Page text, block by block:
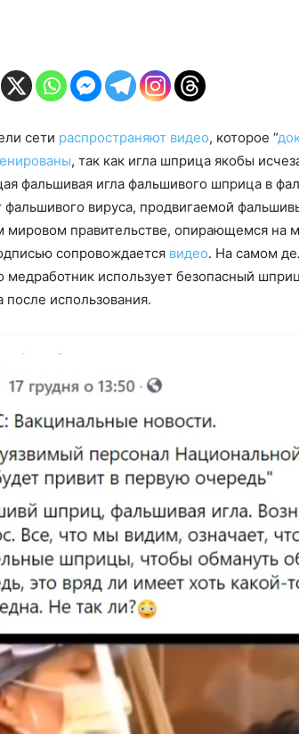
сети распространяют видео, которое “
, так как игла шприца якобы
фальшивая игла фальшивого шприца в
фальшивого вируса, продвигаемой
мировом правительстве, опирающемся на
сопровождается видео. На самом
использует безопасный
после использования.